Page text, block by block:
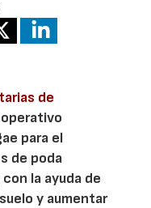
de
para el
de poda
la ayuda de
y aumentar